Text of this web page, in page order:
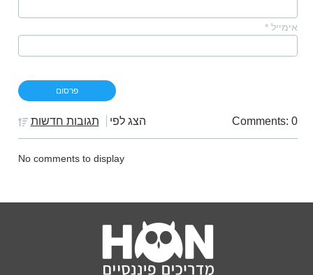
אימייל *
Comments: 0 הצג לפי תגובות חדשות
No comments to display